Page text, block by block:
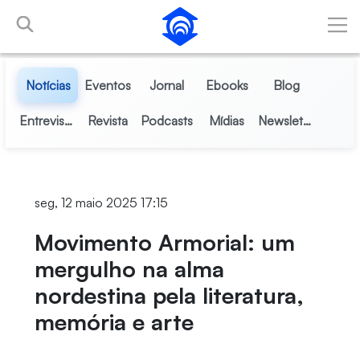
Pular para o Conteúdo principal
Notícias Eventos Jornal Ebooks Blog
Entrevistas Revista Podcasts Mídias Newsletter
seg, 12 maio 2025 17:15
Movimento Armorial: um
mergulho na alma
nordestina pela literatura,
memória e arte